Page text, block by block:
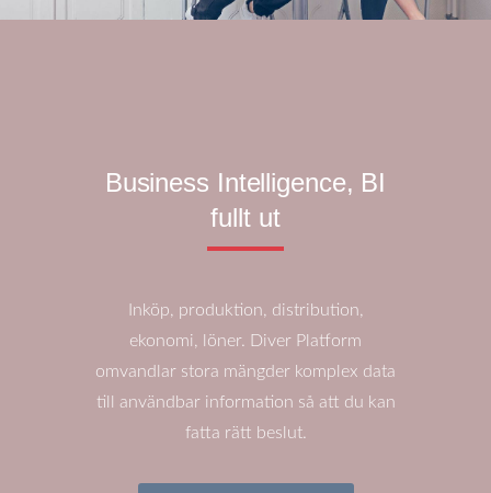
Business Intelligence, BI
fullt ut
Inköp, produktion, distribution,
ekonomi, löner. Diver Platform
omvandlar stora mängder komplex data
till användbar information så att du kan
fatta rätt beslut.